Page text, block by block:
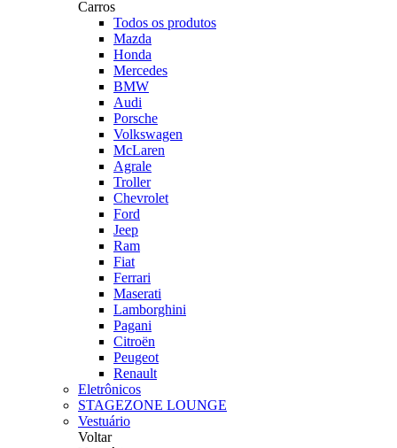
Carros
Todos os produtos
Mazda
Honda
Mercedes
BMW
Audi
Porsche
Volkswagen
McLaren
Agrale
Troller
Chevrolet
Ford
Jeep
Ram
Fiat
Ferrari
Maserati
Lamborghini
Pagani
Citroën
Peugeot
Renault
Eletrônicos
STAGEZONE LOUNGE
Vestuário
Voltar